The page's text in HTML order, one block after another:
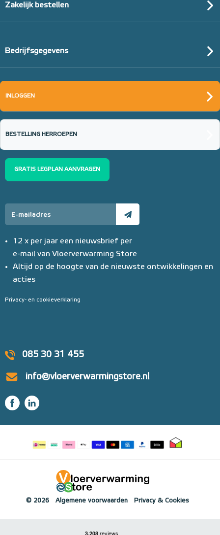
085 30 31 455
info@vloerverwarmingstore.nl
Zakelijk bestellen
Bedrijfsgegevens
INLOGGEN
BESTELLING HERROEPEN
GRATIS LEGPLAN AANVRAGEN
12 x per jaar een nieuwsbrief per
e-mail van Vloerverwarming Store
Altijd op de hoogte van de nieuwste ontwikkelingen en
acties
Privacy- en cookieverklaring
© 2026 Algemene voorwaarden Privacy & Cookies